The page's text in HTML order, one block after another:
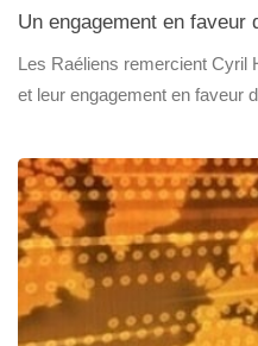
Un engagement en faveur
Les Raéliens remercient Cyril
et leur engagement en faveur